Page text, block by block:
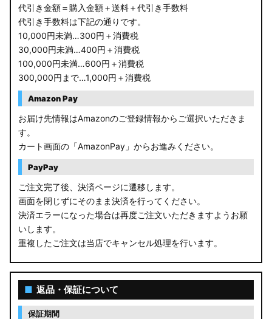
代引き金額＝購入金額＋送料＋代引き手数料
代引き手数料は下記の通りです。
10,000円未満…300円＋消費税
30,000円未満…400円＋消費税
100,000円未満…600円＋消費税
300,000円まで…1,000円＋消費税
Amazon Pay
お届け先情報はAmazonのご登録情報からご選択いただきま
す。
カート画面の「AmazonPay」からお進みください。
PayPay
ご注文完了後、決済ページに遷移します。
画面を閉じずにそのまま決済を行ってください。
決済エラーになった場合は再度ご注文いただきますようお願
いします。
重複したご注文は当店でキャンセル処理を行います。
■ 返品・保証について
保証期間